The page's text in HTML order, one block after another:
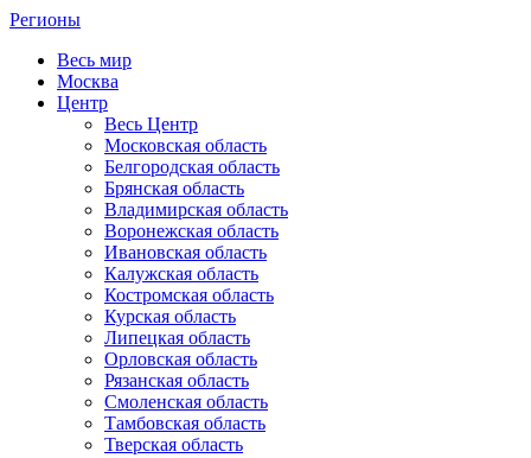
Регионы
Весь мир
Москва
Центр
Весь Центр
Московская область
Белгородская область
Брянская область
Владимирская область
Воронежская область
Ивановская область
Калужская область
Костромская область
Курская область
Липецкая область
Орловская область
Рязанская область
Смоленская область
Тамбовская область
Тверская область